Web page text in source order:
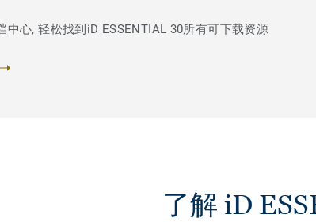
中心, 轻松找到iD ESSENTIAL 30所有可下载资源
了解 iD